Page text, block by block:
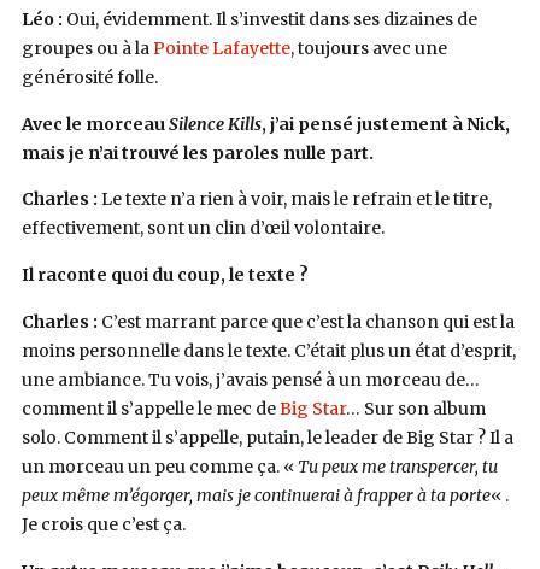
Léo : Oui, évidemment. Il s’investit dans ses dizaines de
groupes ou à laPointe Lafayette, toujours avec une
générosité folle.
Avec le morceau Silence Kills, j’ai pensé justement à Nick,
mais je n’ai trouvé les paroles nulle part.
Charles : Le texte n’a rien à voir, mais le refrain et le titre,
effectivement, sont un clin d’œil volontaire.
Il raconte quoi du coup, le texte ?
Charles : C’est marrant parce que c’est la chanson qui est la
moins personnelle dans le texte. C’était plus un état d’esprit,
une ambiance. Tu vois, j’avais pensé à un morceau de…
comment il s’appelle le mec deBig Star… Sur son album
solo. Comment il s’appelle, putain, le leader de Big Star ? Il a
un morceau un peu comme ça. « Tu peux me transpercer, tu
peux même m’égorger, mais je continuerai à frapper à ta porte« .
Je crois que c’est ça.